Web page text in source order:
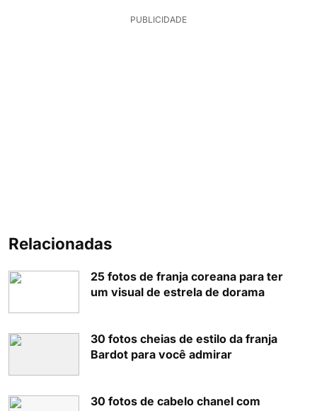
PUBLICIDADE
Relacionadas
25 fotos de franja coreana para ter
um visual de estrela de dorama
30 fotos cheias de estilo da franja
Bardot para você admirar
30 fotos de cabelo chanel com